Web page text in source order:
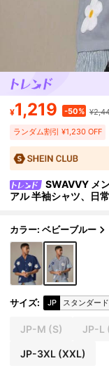
¥1,219 -50%
ランダム割引 ¥1,230 OFF
SWAVVY メ
アル 半袖シャツ、日
カラー: ベビーブルー
サイズ: JP スタンダード
JP-M (S) JP-L
JP-3XL(XXL)